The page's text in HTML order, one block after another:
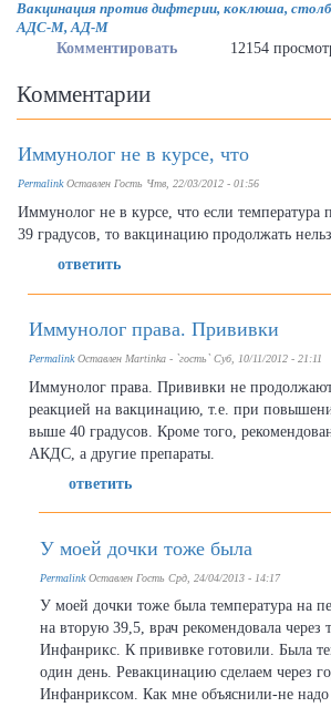
Вакцинация против дифтерии, коклюша,
АДС-М, АД-М
Комментировать 12154
Комментарии
Иммунолог не в курсе, что
PermalinkОставленГость Чтв, 22/03/2012 - 01:56
Иммунолог не в курсе, что если температура
39 градусов, то вакцинацию продолжать
ответить
Иммунолог права. Прививки
PermalinkОставлен Martinka - `гость` Суб, 10/11/2012 - 21:11
Иммунолог права. Прививки не
реакцией на вакцинацию, т.е. при
выше 40 градусов. Кроме того,
АКДС, а другие препараты.
ответить
У моей дочки тоже была
PermalinkОставлен Гость Срд, 24/04/2013 - 14:17
У моей дочки тоже была температура на
на вторую 39,5, врач рекомендовала через
Инфанрикс. К прививке готовили. Была
один день. Ревакцинацию сделаем через
Инфанриксом. Как мне объяснили-не надо